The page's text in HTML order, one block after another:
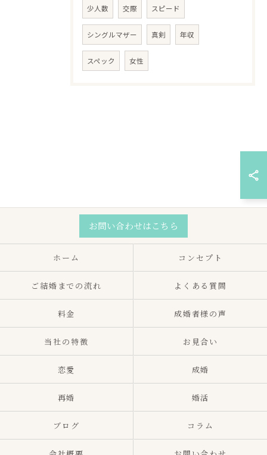
少人数 交際 スピード
シングルマザー 真剣 年収
スペック 女性
お問い合わせはこちら
ホーム コンセプト
ご結婚までの流れ よくある質問
料金 成婚者様の声
当社の特徴 お見合い
恋愛 成婚
再婚 婚活
ブログ コラム